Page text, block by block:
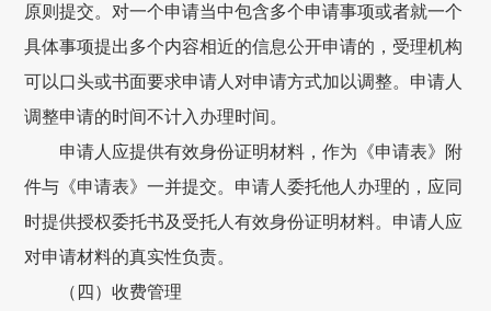
原则提交。对一个申请当中包含多个申请事项或者就一个
具体事项提出多个内容相近的信息公开申请的，受理机构
可以口头或书面要求申请人对申请方式加以调整。申请人
调整申请的时间不计入办理时间。
申请人应提供有效身份证明材料，作为《申请表》附
件与《申请表》一并提交。申请人委托他人办理的，应同
时提供授权委托书及受托人有效身份证明材料。申请人应
对申请材料的真实性负责。
（四）收费管理